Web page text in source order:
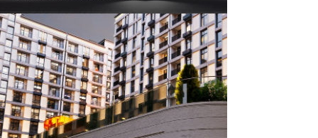
200 тысяч туристов
приезжают в эту
локацию